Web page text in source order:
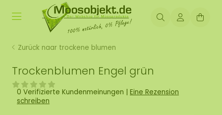
Zurück naar trockene blumen
Trockenblumen Engel grün
0 Verifizierte Kundenmeinungen | Eine Rezension
schreiben